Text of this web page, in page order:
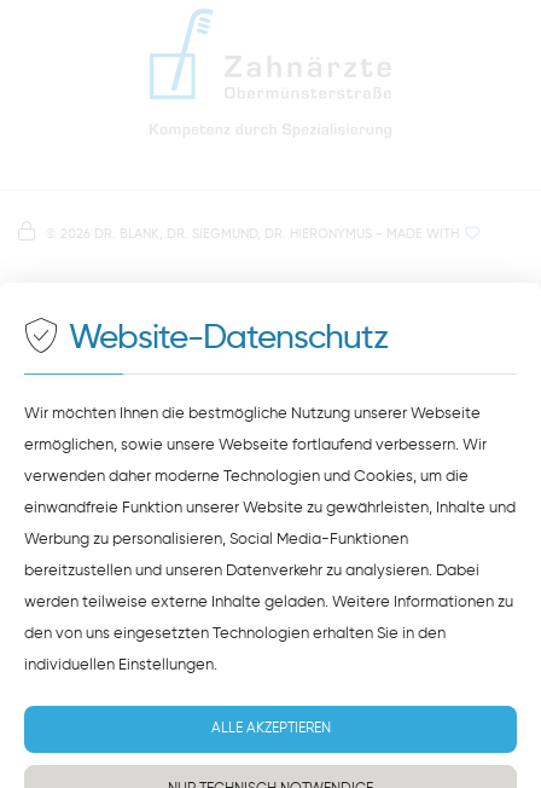
info@zahnaerzte-in-regensburg.de
zustimmen.
ZUSTIMMEN
HINWEISE ZUM DATENSCHUTZ
© 2026 DR. BLANK, DR. SIEGMUND, DR. HIERONYMUS - MADE WITH
Website-Datenschutz
Wir möchten Ihnen die bestmögliche Nutzung unserer Webseite
ermöglichen, sowie unsere Webseite fortlaufend verbessern. Wir
verwenden daher moderne Technologien und Cookies, um die
einwandfreie Funktion unserer Website zu gewährleisten, Inhalte und
Werbung zu personalisieren, Social Media-Funktionen
bereitzustellen und unseren Datenverkehr zu analysieren. Dabei
werden teilweise externe Inhalte geladen. Weitere Informationen zu
den von uns eingesetzten Technologien erhalten Sie in den
individuellen Einstellungen.
ALLE AKZEPTIEREN